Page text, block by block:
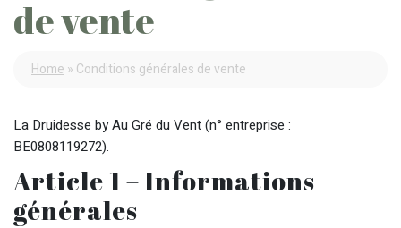
de vente
Home » Conditions générales de vente
La Druidesse by Au Gré du Vent (n° entreprise :
BE0808119272).
Article 1 – Informations
générales